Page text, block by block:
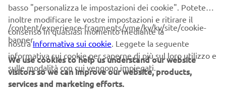
(tasso fisso) – TAEG 7,66% (tasso fisso). Spese comprese nel
costo totale del credito: interessi €255,30, di cui €34,27 quali
interessi di preammortamento, istruttoria €250, incasso rata
€3,75 cad. a mezzo SDD, produzione e invio lettera conferma
contratto €1; comunicazione periodica annuale €1 cad.;
imposta sostitutiva (o di bollo): €11,35. Offerta valida fino al
30/09/2024. Condizioni contrattuali ed economiche nelle
basso "personalizza le impostazioni dei cookie". Potete
inoltre modificare le vostre impostazioni e ritirare il
consenso in qualsiasi momento mediante la
nostraInformativa sui cookie. Leggete la seguente
informativa sui cookie per saperne di più sul loro utilizzo e
sulle modalità con cui vengono impiegati.
/content/experience-fragments/yme/kv/kv/site/cookie-
banner
We use cookies to help us understand our website
visitors so we can improve our website, products,
services and marketing efforts.